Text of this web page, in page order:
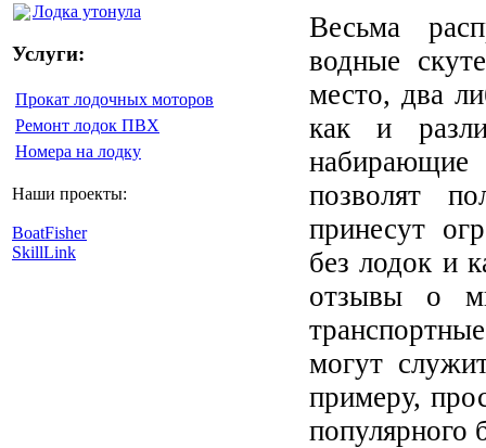
Лодка утонула
Услуги:
Прокат лодочных моторов
Ремонт лодок ПВХ
Номера на лодку
Наши проекты:
BoatFisher
SkillLink
Весьма
водные
место, два
как и
набирающие
позволят
принесут
без лодок и
отзывы о
могут
примеру,
популярного